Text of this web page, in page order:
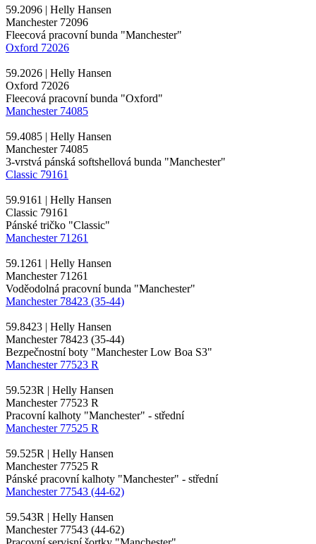
59.2096 | Helly Hansen
Manchester 72096
Fleecová pracovní bunda "Manchester"
Oxford 72026
59.2026 | Helly Hansen
Oxford 72026
Fleecová pracovní bunda "Oxford"
Manchester 74085
59.4085 | Helly Hansen
Manchester 74085
3-vrstvá pánská softshellová bunda "Manchester"
Classic 79161
59.9161 | Helly Hansen
Classic 79161
Pánské tričko "Classic"
Manchester 71261
59.1261 | Helly Hansen
Manchester 71261
Voděodolná pracovní bunda "Manchester"
Manchester 78423 (35-44)
59.8423 | Helly Hansen
Manchester 78423 (35-44)
Bezpečnostní boty "Manchester Low Boa S3"
Manchester 77523 R
59.523R | Helly Hansen
Manchester 77523 R
Pracovní kalhoty "Manchester" - střední
Manchester 77525 R
59.525R | Helly Hansen
Manchester 77525 R
Pánské pracovní kalhoty "Manchester" - střední
Manchester 77543 (44-62)
59.543R | Helly Hansen
Manchester 77543 (44-62)